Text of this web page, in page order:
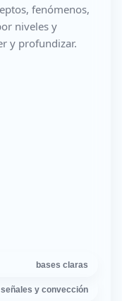
fenómenos,
niveles y
y profundizar.
bases claras
señales y convección